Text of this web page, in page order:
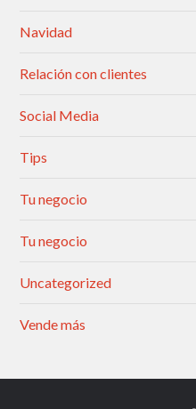
Navidad
Relación con clientes
Social Media
Tips
Tu negocio
Tu negocio
Uncategorized
Vende más